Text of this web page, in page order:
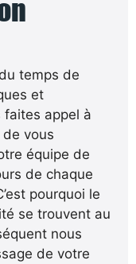
temps de
et
faites appel à
vous
équipe de
de chaque
pourquoi le
se trouvent au
nous
de votre